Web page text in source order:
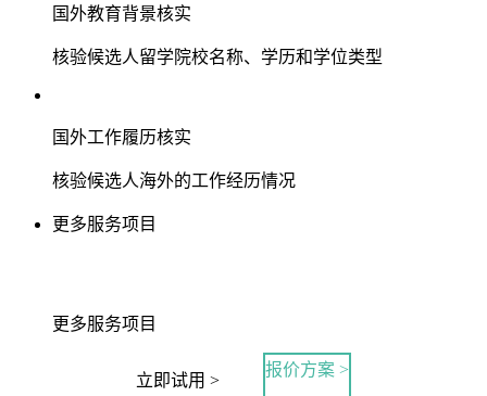
国外教育背景核实
核验候选人留学院校名称、学历和学位类型
国外工作履历核实
核验候选人海外的工作经历情况
更多服务项目
更多服务项目
立即试用 >
报价方案 >